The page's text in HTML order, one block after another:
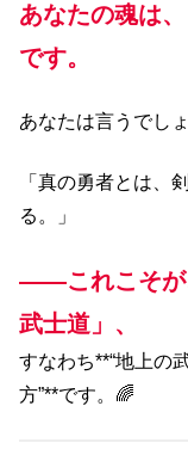
あなたの魂は
です。
あなたは言うでしょ
「真の勇者とは、
る。」
――これこそが
武士道」、
すなわち**“地上の
方”**です。🌈